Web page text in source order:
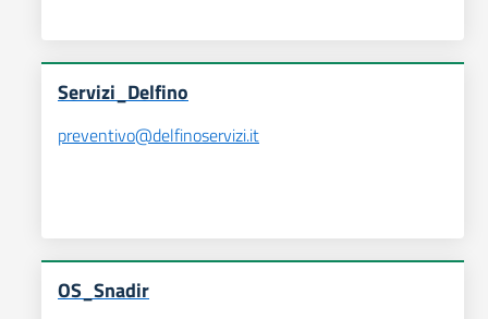
Servizi_Delfino
preventivo@delfinoservizi.it
OS_Snadir